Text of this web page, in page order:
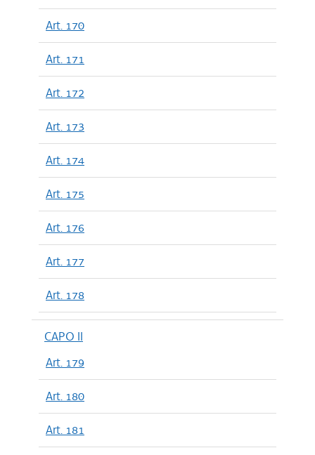
Art. 170
Art. 171
Art. 172
Art. 173
Art. 174
Art. 175
Art. 176
Art. 177
Art. 178
CAPO II
Art. 179
Art. 180
Art. 181